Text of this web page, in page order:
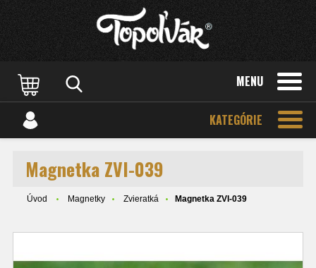
MENU
KATEGÓRIE
Magnetka ZVI-039
Úvod Magnetky Zvieratká Magnetka ZVI-039